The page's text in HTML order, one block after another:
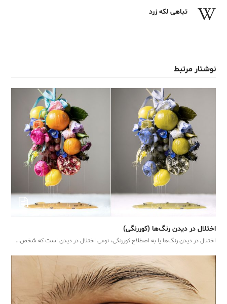
تباهی لکه زرد
نوشتار مرتبط
اختلال در دیدن رنگ‌ها (کوررنگی)
اختلال در دیدن رنگ‌ها یا به اصطلاح کوررنگی، نوعی اختلال در دیدن است که شخص…